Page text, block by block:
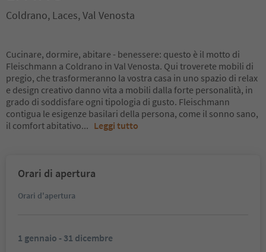
Coldrano, Laces, Val Venosta
Cucinare, dormire, abitare - benessere: questo è il motto di
Fleischmann a Coldrano in Val Venosta. Qui troverete mobili di
pregio, che trasformeranno la vostra casa in uno spazio di relax
e design creativo danno vita a mobili dalla forte personalità, in
grado di soddisfare ogni tipologia di gusto. Fleischmann
contigua le esigenze basilari della persona, come il sonno sano,
il comfort abitativo... Leggi tutto
Orari di apertura
Orari d'apertura
1 gennaio - 31 dicembre